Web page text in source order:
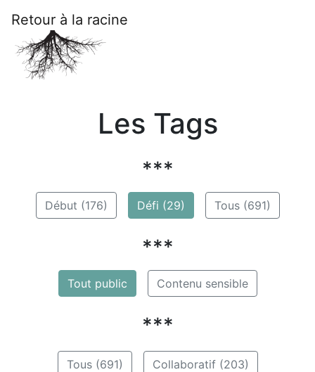
Retour à la racine
Les Tags
***
Début (176) Défi (29) Tous (691)
***
Tout public Contenu sensible
***
Tous (691) Collaboratif (203)